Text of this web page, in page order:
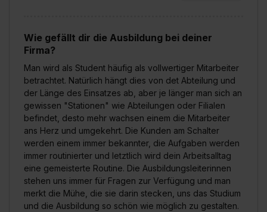
Wie gefällt dir die Ausbildung bei deiner
Firma?
Man wird als Student häufig als vollwertiger Mitarbeiter
betrachtet. Natürlich hängt dies von det Abteilung und
der Länge des Einsatzes ab, aber je länger man sich an
gewissen "Stationen" wie Abteilungen oder Filialen
befindet, desto mehr wachsen einem die Mitarbeiter
ans Herz und umgekehrt. Die Kunden am Schalter
werden einem immer bekannter, die Aufgaben werden
immer routinierter und letztlich wird dein Arbeitsalltag
eine gemeisterte Routine. Die Ausbildungsleiterinnen
stehen uns immer für Fragen zur Verfügung und man
merkt die Mühe, die sie darin stecken, uns das Studium
und die Ausbildung so schön wie möglich zu gestalten.